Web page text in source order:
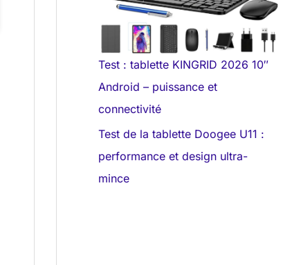
Test : tablette KINGRID 2026 10″
Android – puissance et
connectivité
Test de la tablette Doogee U11 :
performance et design ultra-
mince